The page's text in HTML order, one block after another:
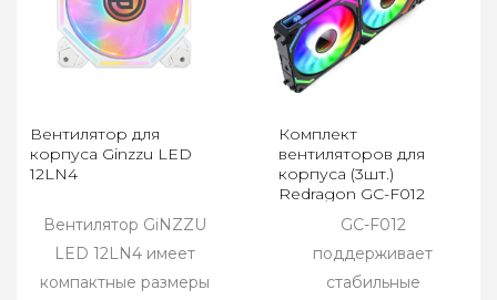
Вентилятор для
корпуса Ginzzu LED
12LN4
Вентилятор GiNZZU
LED 12LN4 имеет
компактные размеры
Комплект
вентиляторов для
корпуса (3шт.)
Redragon GC-F012
GC-F012
поддерживает
стабильные